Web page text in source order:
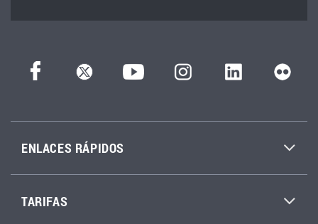
ENLACES RÁPIDOS
TARIFAS